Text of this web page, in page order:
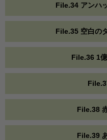
File.34 アンハ
File.35 空白の
File.36 1
File.38
File.39